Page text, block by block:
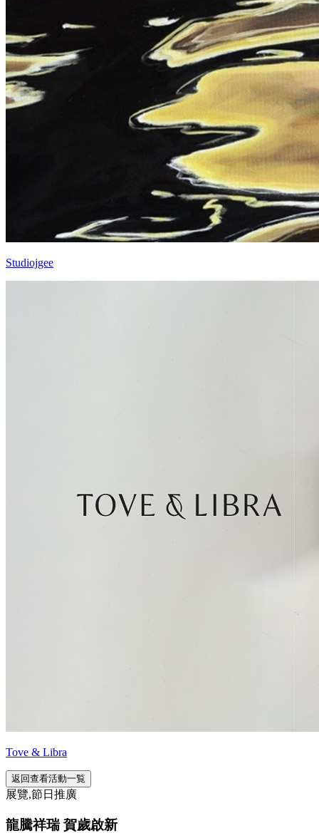
Studiojgee
Tove & Libra
返回查看活動一覧
展覽,節日推廣
龍騰祥瑞 賀歲啟新